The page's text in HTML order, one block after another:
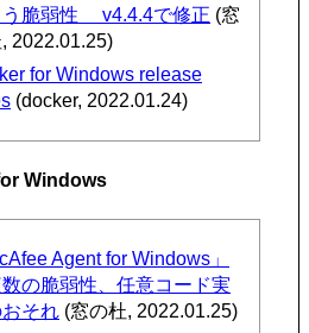
う脆弱性 v4.4.4で修正 (窓
2022.01.25)
for Windows release
(docker, 2022.01.24)
Windows
Agent for Windows」
の脆弱性、任意コード実
それ (窓の杜, 2022.01.25)